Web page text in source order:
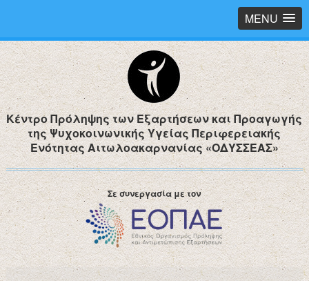
MENU
Κέντρο Πρόληψης των Εξαρτήσεων και Προαγωγής
της Ψυχοκοινωνικής Υγείας Περιφερειακής
Ενότητας Αιτωλοακαρνανίας «ΟΔΥΣΣΕΑΣ»
Σε συνεργασία με τον